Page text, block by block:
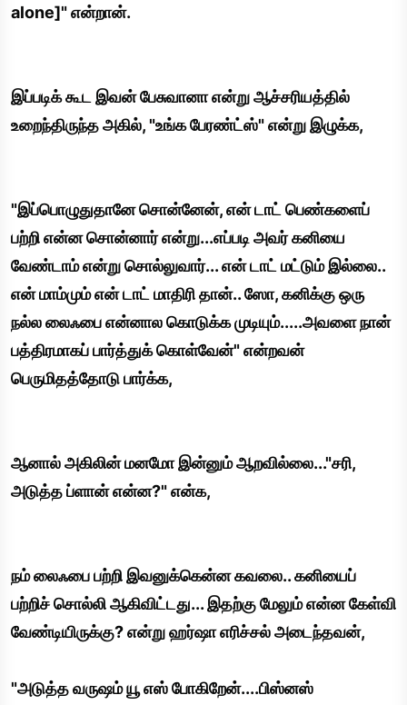
alone]" என்றான்.
இப்படிக் கூட இவன் பேசுவானா என்று ஆச்சரியத்தில்
உறைந்திருந்த அகில், "உங்க பேரண்ட்ஸ்" என்று இழுக்க,
"இப்பொழுதுதானே சொன்னேன், என் டாட் பெண்களைப்
பற்றி என்ன சொன்னார் என்று...எப்படி அவர் கனியை
வேண்டாம் என்று சொல்லுவார்... என் டாட் மட்டும் இல்லை..
என் மாம்மும் என் டாட் மாதிரி தான்.. ஸோ, கனிக்கு ஒரு
நல்ல லைஃபை என்னால கொடுக்க முடியும்.....அவளை நான்
பத்திரமாகப் பார்த்துக் கொள்வேன்" என்றவன்
பெருமிதத்தோடு பார்க்க,
ஆனால் அகிலின் மனமோ இன்னும் ஆறவில்லை..."சரி,
அடுத்த ப்ளான் என்ன?" என்க,
நம் லைஃபை பற்றி இவனுக்கென்ன கவலை.. கனியைப்
பற்றிச் சொல்லி ஆகிவிட்டது... இதற்கு மேலும் என்ன கேள்வி
வேண்டியிருக்கு? என்று ஹர்ஷா எரிச்சல் அடைந்தவன்,
"அடுத்த வருஷம் யூ எஸ் போகிறேன்....பிஸ்னஸ்